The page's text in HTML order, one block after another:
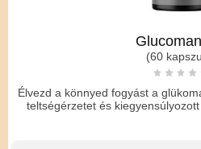
A króm megfelelő
0–6 hónapos
7-12 hónapos
1-3 év: 11
4-8 év: 15 mikrogramm
(60
Élvezd a könnyed fogyást a
teltségérzetet és